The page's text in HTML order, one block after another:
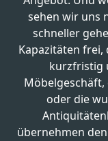
sehen wir uns
schneller
Kapazitäten frei,
kurzfristig
Möbelgeschäft,
oder die
übernehmen